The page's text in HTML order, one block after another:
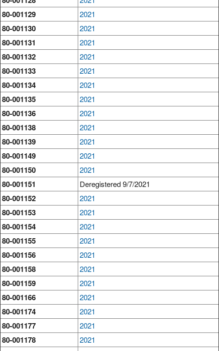
80-001129 2021
80-001130 2021
80-001131 2021
80-001132 2021
80-001133 2021
80-001134 2021
80-001135 2021
80-001136 2021
80-001138 2021
80-001139 2021
80-001149 2021
80-001150 2021
80-001151 Deregistered 9/7/2021
80-001152 2021
80-001153 2021
80-001154 2021
80-001155 2021
80-001156 2021
80-001158 2021
80-001159 2021
80-001166 2021
80-001174 2021
80-001177 2021
80-001178 2021